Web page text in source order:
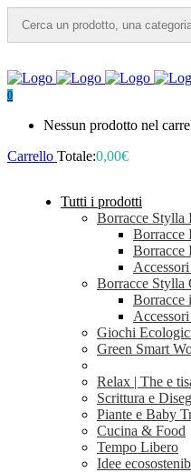
0
Nessun prodotto nel
Carrello Totale:0,00€
Tutti i prodotti
Borracce Stylla
Borracce
Borracce
Borracce Stylla
Borracce
Giochi
Green Smart
Relax | The e
Scrittura e
Piante e Baby
Cucina & Food
Tempo Libero
Idee